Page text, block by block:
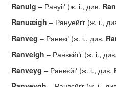
Ranuig – Рануіґ (ж. і., див.
Ranuæigh – Рануейґг (ж. і.,
Ranveg – Ранвєґ (ж. і., див.
Ranveigh – Ранвєйґг (ж. і., див.
Ranveyg – Ранвєйґ (ж. і., див.